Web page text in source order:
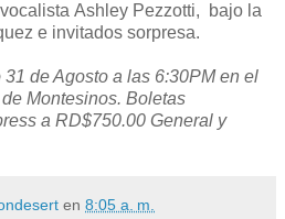
Ashley Pezzotti, bajo la
e invitados sorpresa.
de Agosto a las 6:30PM en el
Montesinos. Boletas
a RD$750.00 General y
en 8:05 a. m.